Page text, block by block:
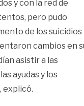
y con la red de
pero pudo
de los suicidios
cambios en
asistir a las
ayudas y los
explicó.